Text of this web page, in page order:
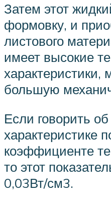
Затем этот
формовку, и
листового
имеет высокие
характеристики,
большую
Если говорить
характеристике
коэффициенте
то этот
0,03Вт/см3.